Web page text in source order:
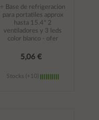
÷ Base de refrigeracion
para portatiles approx
hasta 15.4" 2
ventiladores y 3 leds
color blanco - ofer
5,06 €
Stocks (+10)